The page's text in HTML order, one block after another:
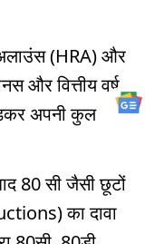
(HRA) और
और वित्तीय वर्ष
अपनी कुल
80 सी जैसी छूटों
का दावा